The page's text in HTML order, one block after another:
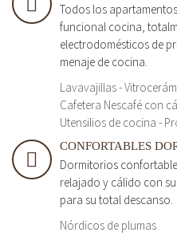
Todos los
funcional cocina,
electrodomésticos de
menaje de cocina.
Lavavajillas -
Cafetera Nescafé con
Utensilios de cocina -
CONFORTABLES
Dormitorios
relajado y cálido con
para su total descanso.
Nórdicos de plumas